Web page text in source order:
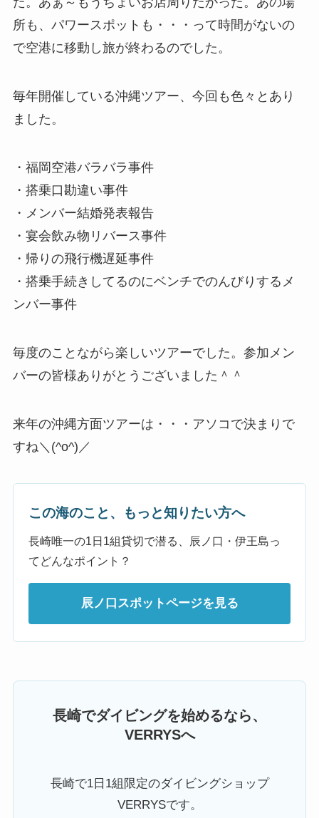
所も、パワースポットも・・・って時間がないの
で空港に移動し旅が終わるのでした。
毎年開催している沖縄ツアー、今回も色々とあり
ました。
・福岡空港バラバラ事件
・搭乗口勘違い事件
・メンバー結婚発表報告
・宴会飲み物リバース事件
・帰りの飛行機遅延事件
・搭乗手続きしてるのにベンチでのんびりするメ
ンバー事件
毎度のことながら楽しいツアーでした。参加メン
バーの皆様ありがとうございました＾＾
来年の沖縄方面ツアーは・・・アソコで決まりで
すね＼(^o^)／
この海のこと、もっと知りたい方へ
長崎唯一の1日1組貸切で潜る、辰ノ口・伊王島っ
てどんなポイント？
辰ノ口スポットページを見る
長崎でダイビングを始めるなら、
VERRYSへ
長崎で1日1組限定のダイビングショップ
VERRYSです。